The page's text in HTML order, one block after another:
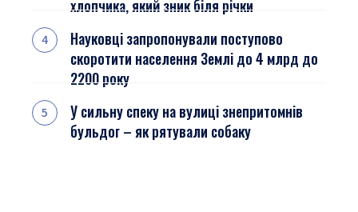
хлопчика, який зник біля річки
Науковці запропонували поступово
скоротити населення Землі до 4 млрд до
2200 року
У сильну спеку на вулиці знепритомнів
бульдог – як рятували собаку